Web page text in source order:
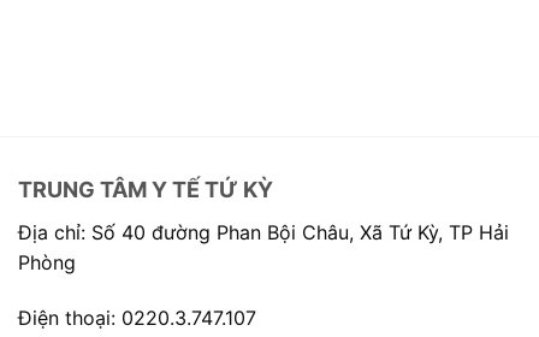
TRUNG TÂM Y TẾ TỨ KỲ
Địa chỉ: Số 40 đường Phan Bội Châu, Xã Tứ Kỳ, TP Hải
Phòng
Điện thoại: 0220.3.747.107